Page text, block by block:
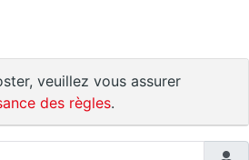
veuillez vous assurer
des règles.